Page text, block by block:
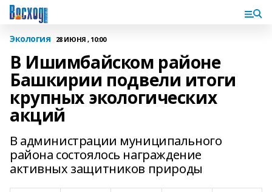
Экология 28 ИЮНЯ , 10:00
В Ишимбайском районе
Башкирии подвели итоги
крупных экологических
акций
В администрации муниципального
района состоялось награждение
активных защитников природы